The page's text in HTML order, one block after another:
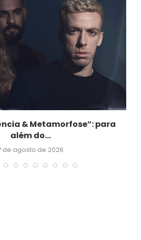
& Metamorfose”: para
além do...
de agosto de 2026